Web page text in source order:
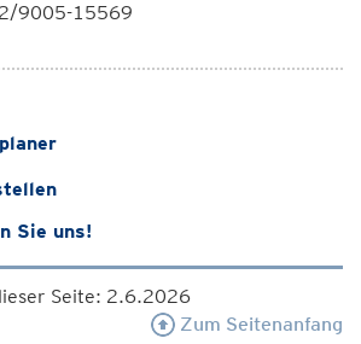
9005-15569
Sie uns!
Seite: 2.6.2026
Zum Seitenanfang